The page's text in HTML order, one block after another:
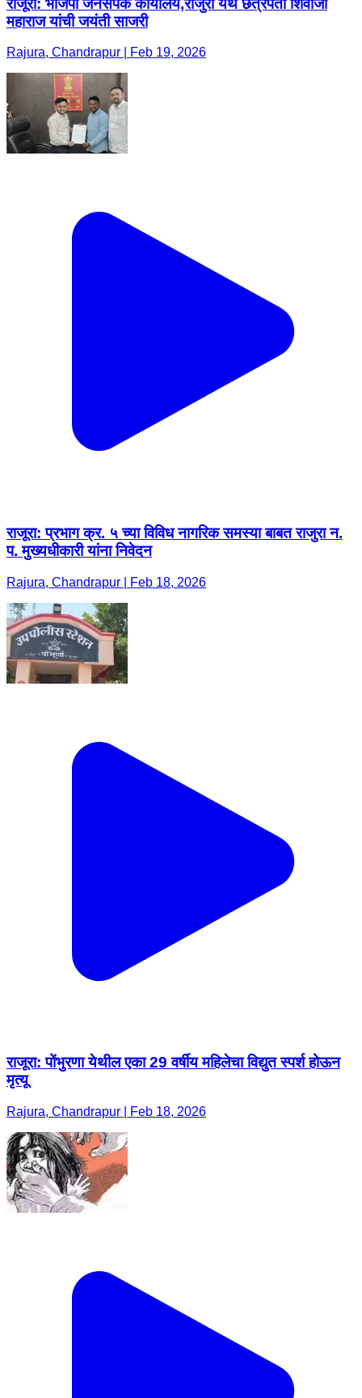
महाराज यांची जयंती साजरी
Rajura, Chandrapur | Feb 19, 2026
राजूरा: प्रभाग क्र. ५ च्या विविध नागरिक समस्या बाबत राजुरा न.
प. मुख्यधीकारी यांना निवेदन
Rajura, Chandrapur | Feb 18, 2026
राजूरा: पोंभुरणा येथील एका 29 वर्षीय महिलेचा विद्युत स्पर्श होऊन
मृत्यू
Rajura, Chandrapur | Feb 18, 2026